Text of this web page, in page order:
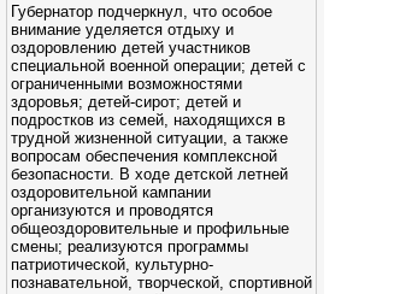
Губернатор подчеркнул, что особое
внимание уделяется отдыху и
оздоровлению детей участников
специальной военной операции; детей с
ограниченными возможностями
здоровья; детей-сирот; детей и
подростков из семей, находящихся в
трудной жизненной ситуации, а также
вопросам обеспечения комплексной
безопасности. В ходе детской летней
оздоровительной кампании
организуются и проводятся
общеоздоровительные и профильные
смены; реализуются программы
патриотической, культурно-
познавательной, творческой, спортивной